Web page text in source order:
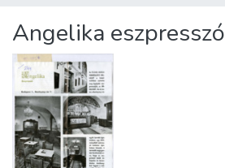
Statistics
About us
Angelika eszpresszó